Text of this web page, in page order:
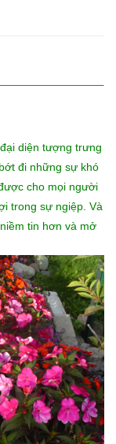
diện tượng trưng
đi những sự khó
cho mọi người
trong sự ngiệp. Và
tin hơn và mở